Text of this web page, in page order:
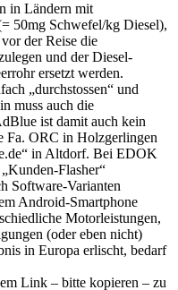
in Ländern mit
50mg Schwefel/kg Diesel),
der Reise die
und der Diesel-
ersetzt werden.
„durchstossen“ und
muss auch die
ist damit auch kein
Fa. ORC in Holzgerlingen
in Altdorf. Bei EDOK
Flasher“
Software-Varianten
Android-Smartphone
Motorleistungen,
(oder eben nicht)
in Europa erlischt, bedarf
Link – bitte kopieren – zu